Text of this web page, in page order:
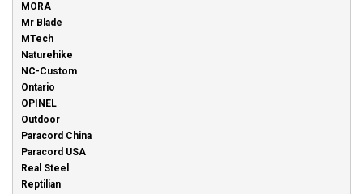
MORA
Mr Blade
MTech
Naturehike
NC-Custom
Ontario
OPINEL
Outdoor
Paracord China
Paracord USA
Real Steel
Reptilian